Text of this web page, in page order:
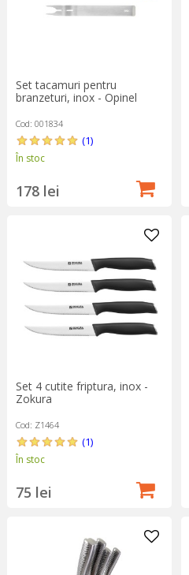
Set tacamuri pentru
branzeturi, inox - Opinel
Cod: 001834
(1)
În stoc
178 lei
Set 4 cutite friptura, inox -
Zokura
Cod: Z1464
(1)
În stoc
75 lei